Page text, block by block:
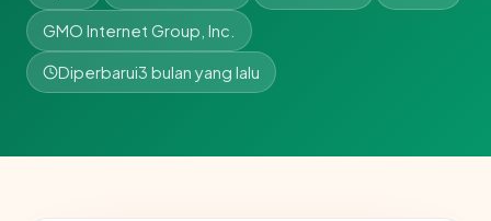
GMO Internet Group, Inc.
Diperbarui3 bulan yang lalu